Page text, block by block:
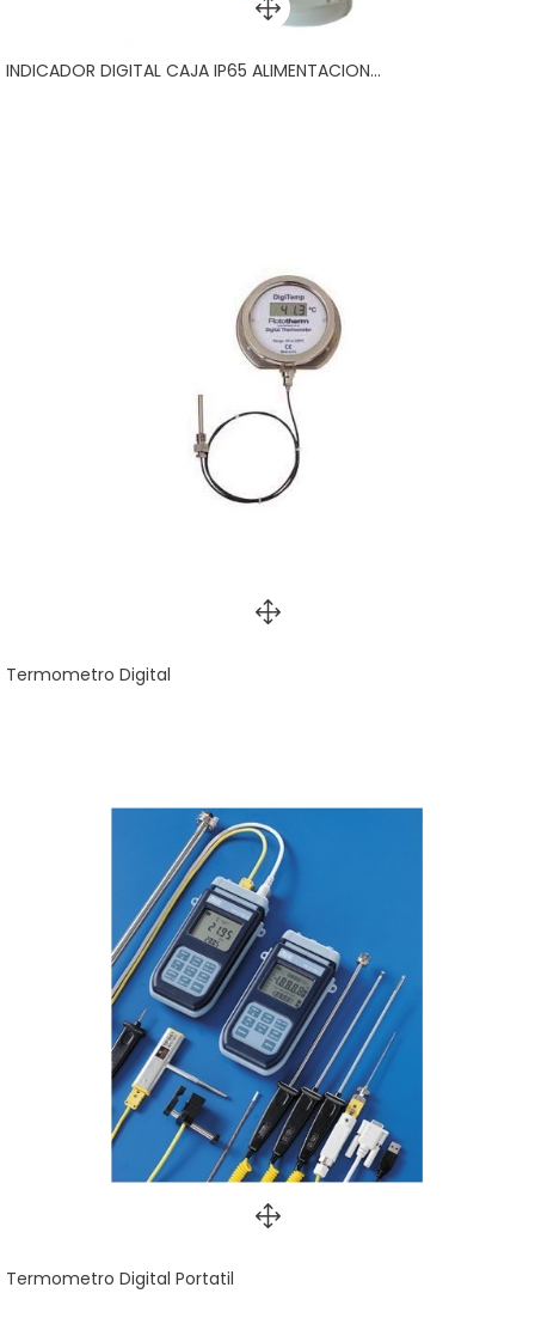
INDICADOR DIGITAL CAJA IP65 ALIMENTACION...
Termometro Digital
Termometro Digital Portatil